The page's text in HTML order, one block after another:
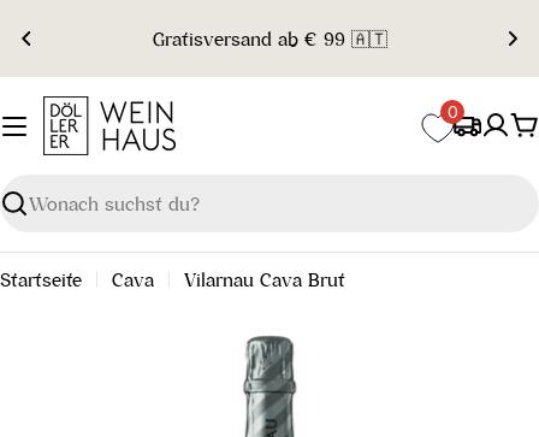
Inhalt
springen
Gratisversand ab € 99 🇦🇹
Suchen
0
Startseite Cava Vilarnau Cava Brut